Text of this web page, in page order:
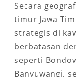
Secara
timur Jawa
strategis di
berbatasan
seperti
Banyuwangi,